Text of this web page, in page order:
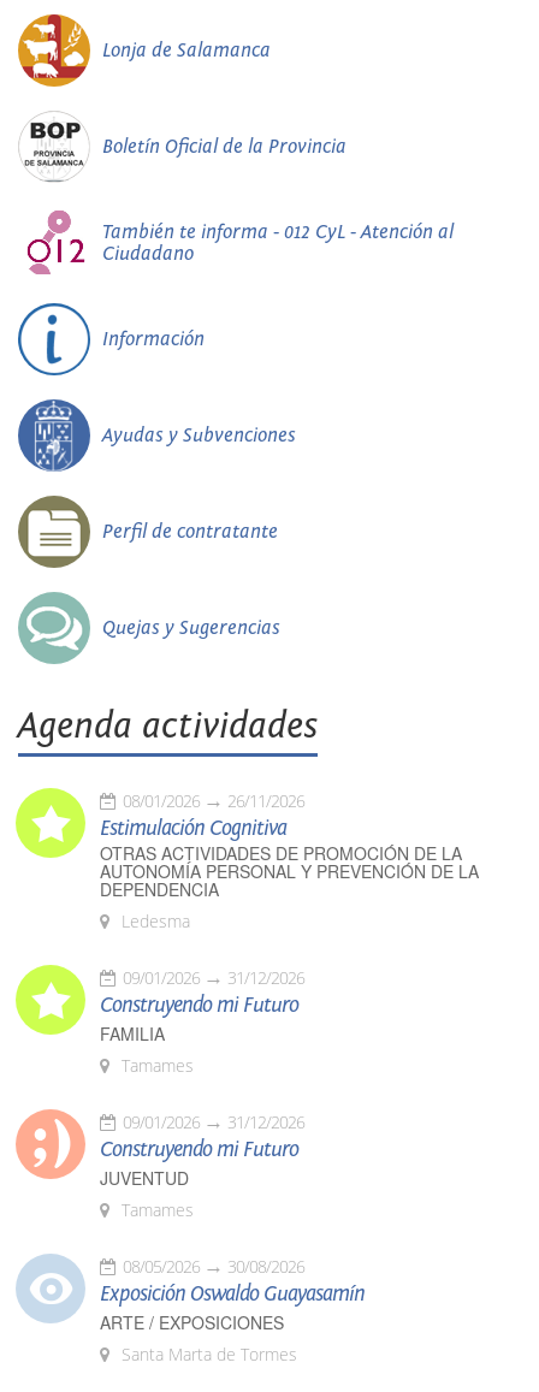
Lonja de Salamanca
Boletín Oficial de la Provincia
También te informa - 012 CyL - Atención al
Ciudadano
Información
Ayudas y Subvenciones
Perfil de contratante
Quejas y Sugerencias
Agenda actividades
08/01/2026 26/11/2026
Estimulación Cognitiva
OTRAS ACTIVIDADES DE PROMOCIÓN DE LA
AUTONOMÍA PERSONAL Y PREVENCIÓN DE LA
DEPENDENCIA
Ledesma
09/01/2026 31/12/2026
Construyendo mi Futuro
FAMILIA
Tamames
09/01/2026 31/12/2026
Construyendo mi Futuro
JUVENTUD
Tamames
08/05/2026 30/08/2026
Exposición Oswaldo Guayasamín
ARTE / EXPOSICIONES
Santa Marta de Tormes